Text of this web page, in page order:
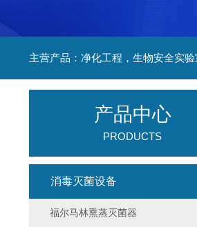
产品中心
PRODUCTS
消毒灭菌设备
福尔马林熏蒸灭菌器